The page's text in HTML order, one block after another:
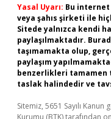
Yasal Uyarı: Bu
veya şahıs şirketi ile
Sitede yalnızca kendi
paylaşılmaktadır.
taşımamakta olup,
paylaşım
benzerlikleri tamamen
taslak halindedir ve
Sitemiz, 5651 Sayılı
Kurumu (BTK) tarafından